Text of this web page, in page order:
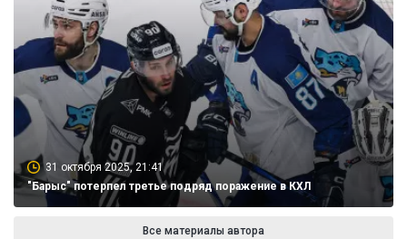
31 октября 2025, 21:41
"Барыс" потерпел третье подряд поражение в КХЛ
Все материалы автора